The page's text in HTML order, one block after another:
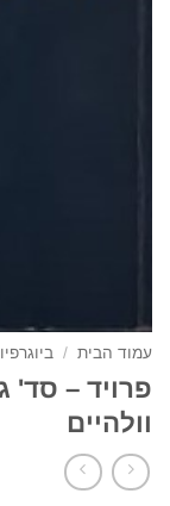
עמוד הבית /
פרויד – סד'
וולהיים